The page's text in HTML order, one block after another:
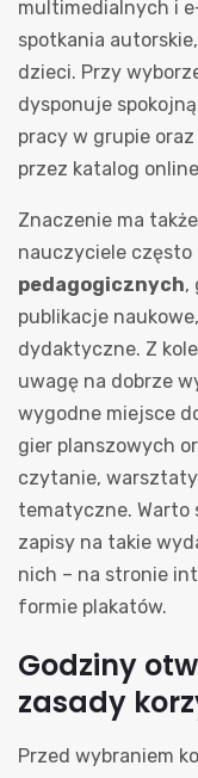
multimedialnych i
spotkania
dzieci. Przy
dysponuje
pracy w grupie
przez katalog
Znaczenie ma
nauczyciele często
pedagogicznych,
publikacje
dydaktyczne. Z
uwagę na dobrze
wygodne miejsce
gier planszowych
czytanie,
tematyczne. Warto
zapisy na takie
nich – na stronie
formie plakatów.
Godziny
zasady
Przed wybraniem